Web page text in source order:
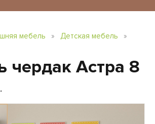
мебель » Детская мебель
»
чердак Астра 8